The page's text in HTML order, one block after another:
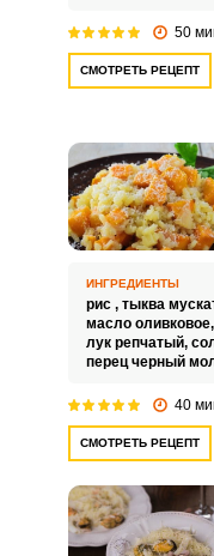
50
СМОТРЕТЬ РЕЦЕПТ
ИНГРЕДИЕНТЫ
рис , тыква
масло оливковое,
лук репчатый,
перец черный
40
СМОТРЕТЬ РЕЦЕПТ